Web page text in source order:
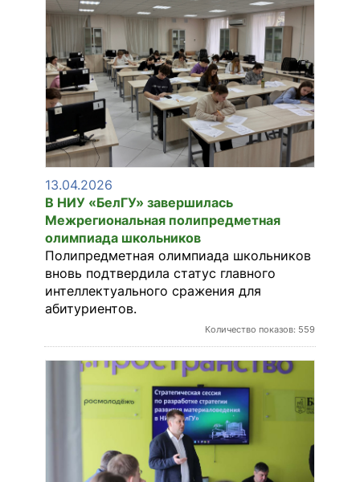
13.04.2026
В НИУ «БелГУ» завершилась
Межрегиональная полипредметная
олимпиада школьников
Полипредметная олимпиада школьников
вновь подтвердила статус главного
интеллектуального сражения для
абитуриентов.
Количество показов: 559